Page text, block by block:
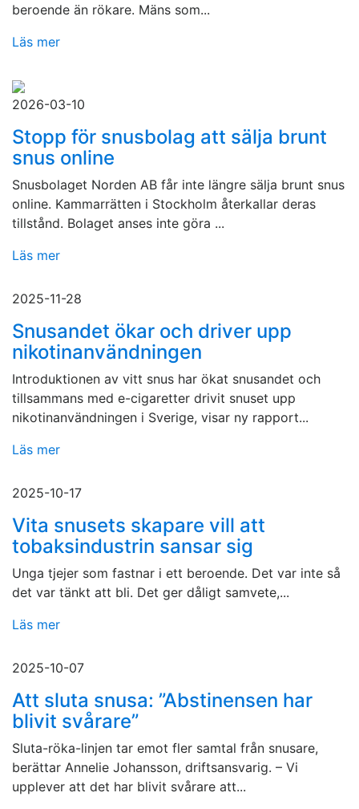
beroende än rökare. Mäns som...
Läs mer
2026-03-10
Stopp för snusbolag att sälja brunt
snus online
Snusbolaget Norden AB får inte längre sälja brunt snus
online. Kammarrätten i Stockholm återkallar deras
tillstånd. Bolaget anses inte göra ...
Läs mer
2025-11-28
Snusandet ökar och driver upp
nikotinanvändningen
Introduktionen av vitt snus har ökat snusandet och
tillsammans med e-cigaretter drivit snuset upp
nikotinanvändningen i Sverige, visar ny rapport...
Läs mer
2025-10-17
Vita snusets skapare vill att
tobaksindustrin sansar sig
Unga tjejer som fastnar i ett beroende. Det var inte så
det var tänkt att bli. Det ger dåligt samvete,...
Läs mer
2025-10-07
Att sluta snusa: ”Abstinensen har
blivit svårare”
Sluta-röka-linjen tar emot fler samtal från snusare,
berättar Annelie Johansson, driftsansvarig. – Vi
upplever att det har blivit svårare att...